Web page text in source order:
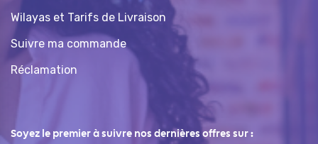
Wilayas et Tarifs de Livraison
Suivre ma commande
Réclamation
Soyez le premier à suivre nos dernières offres sur :